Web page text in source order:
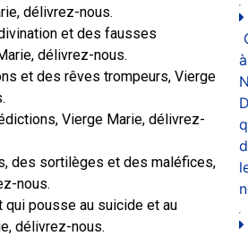
délivrez-nous.
et des fausses
délivrez-nous.
et des rêves trompeurs, Vierge
Vierge Marie, délivrez-
des sortilèges et des maléfices,
nous.
qui pousse au suicide et au
délivrez-nous.
à